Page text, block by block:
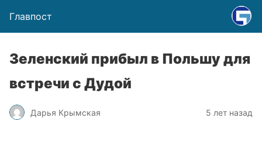
Главпост
Зеленский прибыл в Польшу для
встречи с Дудой
Дарья Крымская 5 лет назад